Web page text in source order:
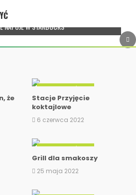
NAPOJE W STARBUCKS
że
DIETA I STYL ŻYCIA
Stacje Przyjęcie
koktajlowe
6 czerwca 2022
DIETA I STYL ŻYCIA
Grill dla smakoszy
25 maja 2022